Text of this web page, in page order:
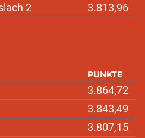
2 3.813,96
PUNKTE
3.864,72
3.843,49
3.807,15